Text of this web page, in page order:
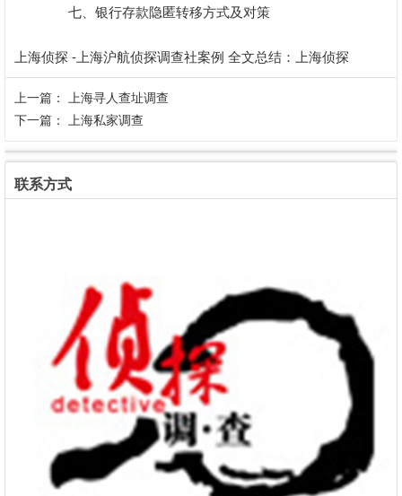
七、银行存款隐匿转移方式及对策
上海侦探 -上海沪航侦探调查社案例 全文总结： 上海侦探
上一篇：
上海寻人查址调查
下一篇：
上海私家调查
联系方式